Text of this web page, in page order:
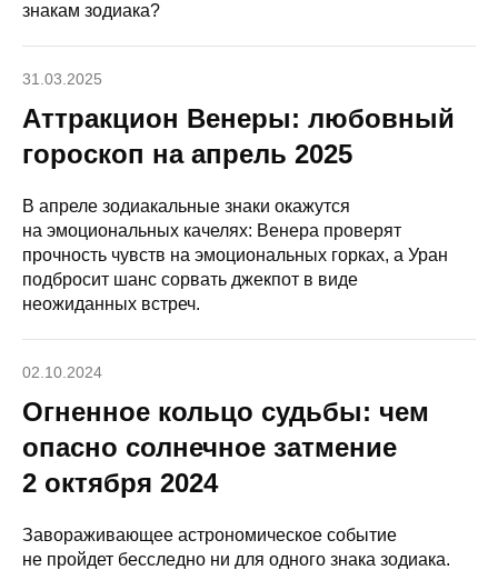
знакам зодиака?
31.03.2025
Аттракцион Венеры: любовный
гороскоп на апрель 2025
В апреле зодиакальные знаки окажутся
на эмоциональных качелях: Венера проверят
прочность чувств на эмоциональных горках, а Уран
подбросит шанс сорвать джекпот в виде
неожиданных встреч.
02.10.2024
Огненное кольцо судьбы: чем
опасно солнечное затмение
2 октября 2024
Завораживающее астрономическое событие
не пройдет бесследно ни для одного знака зодиака.